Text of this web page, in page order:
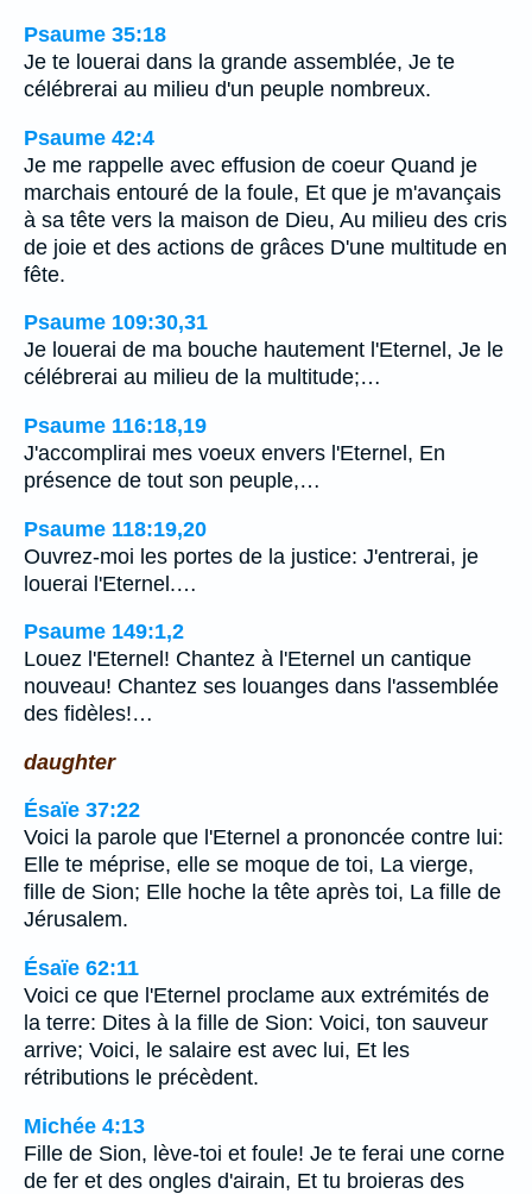
Psaume 35:18
Je te louerai dans la grande assemblée, Je te
célébrerai au milieu d'un peuple nombreux.
Psaume 42:4
Je me rappelle avec effusion de coeur Quand je
marchais entouré de la foule, Et que je m'avançais
à sa tête vers la maison de Dieu, Au milieu des cris
de joie et des actions de grâces D'une multitude en
fête.
Psaume 109:30,31
Je louerai de ma bouche hautement l'Eternel, Je le
célébrerai au milieu de la multitude;…
Psaume 116:18,19
J'accomplirai mes voeux envers l'Eternel, En
présence de tout son peuple,…
Psaume 118:19,20
Ouvrez-moi les portes de la justice: J'entrerai, je
louerai l'Eternel.…
Psaume 149:1,2
Louez l'Eternel! Chantez à l'Eternel un cantique
nouveau! Chantez ses louanges dans l'assemblée
des fidèles!…
daughter
Ésaïe 37:22
Voici la parole que l'Eternel a prononcée contre lui:
Elle te méprise, elle se moque de toi, La vierge,
fille de Sion; Elle hoche la tête après toi, La fille de
Jérusalem.
Ésaïe 62:11
Voici ce que l'Eternel proclame aux extrémités de
la terre: Dites à la fille de Sion: Voici, ton sauveur
arrive; Voici, le salaire est avec lui, Et les
rétributions le précèdent.
Michée 4:13
Fille de Sion, lève-toi et foule! Je te ferai une corne
de fer et des ongles d'airain, Et tu broieras des